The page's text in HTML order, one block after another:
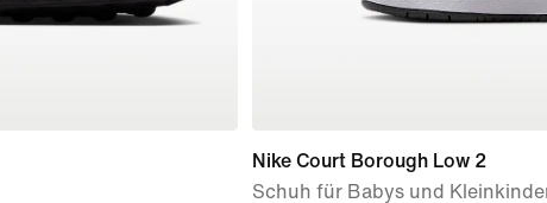
Nike Court Borough Low 2
Schuh für Babys und